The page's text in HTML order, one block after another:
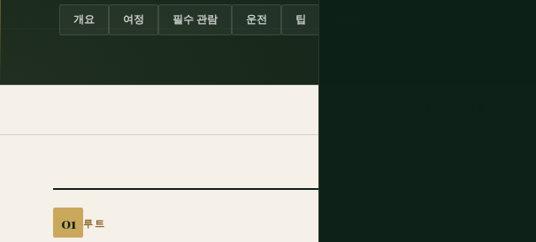
개요 여정 필수 관람 운전 팁
루트